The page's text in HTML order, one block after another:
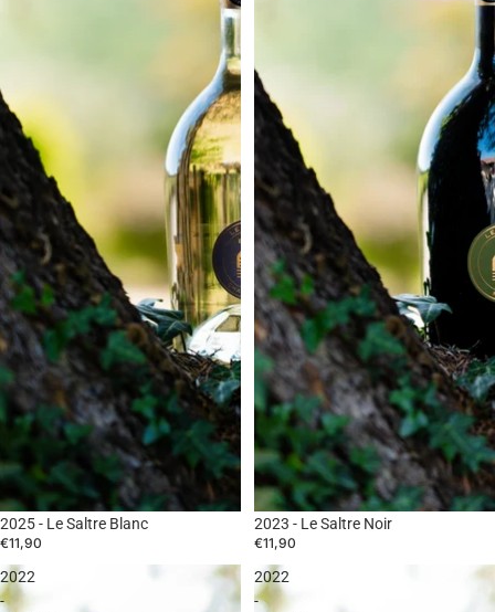
2025 - Le Saltre Blanc
€11,90
2023 - Le Saltre Noir
€11,90
2022
-
2022
-